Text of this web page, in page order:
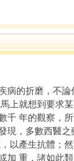
的折磨，不論
上就想到要求
年的觀察，所
，多數西醫之
以產生抗體；
重，諸如此